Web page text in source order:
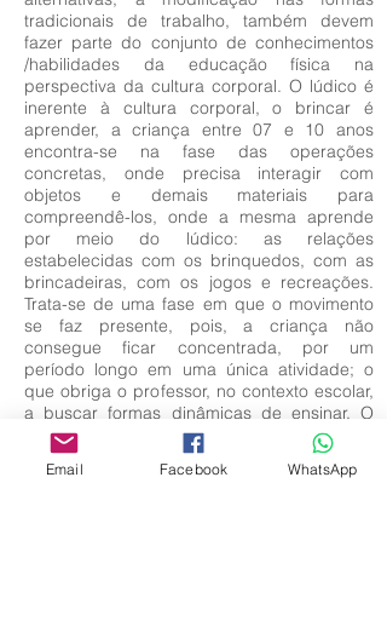
tradicionais de trabalho, também devem
fazer parte do conjunto de conhecimentos
/habilidades da educação física na
perspectiva da cultura corporal. O lúdico é
inerente à cultura corporal, o brincar é
aprender, a criança entre 07 e 10 anos
encontra-se na fase das operações
concretas, onde precisa interagir com
objetos e demais materiais para
compreendê-los, onde a mesma aprende
por meio do lúdico: as relações
estabelecidas com os brinquedos, com as
brincadeiras, com os jogos e recreações.
Trata-se de uma fase em que o movimento
se faz presente, pois, a criança não
consegue ficar concentrada, por um
período longo em uma única atividade; o
que obriga o professor, no contexto escolar,
a buscar formas dinâmicas de ensinar. O
que necessariamente obriga o professor de
Educação Física a elaborar atividades
dinâmicas e que respeitem essa fase de
Email Facebook WhatsApp